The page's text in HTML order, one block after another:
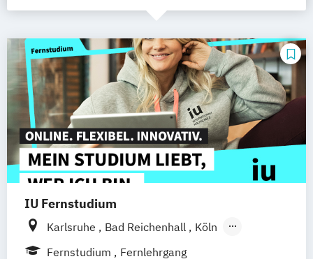
IU Fernstudium
Karlsruhe Bad Reichenhall
Köln
Rostock
Freiburg
Kiel
Fernstudium
Fernlehrgang